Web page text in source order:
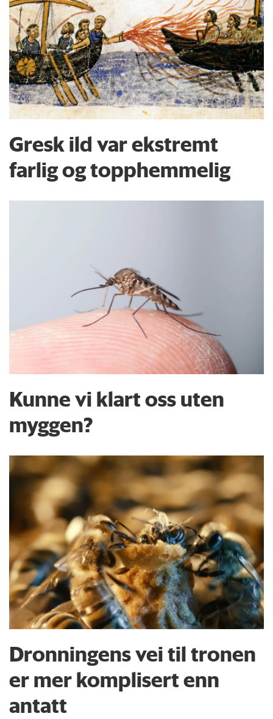
Gresk ild var ekstremt
farlig og topphemmelig
Kunne vi klart oss uten
myggen?
Dronningens vei til tronen
er mer komplisert enn
antatt